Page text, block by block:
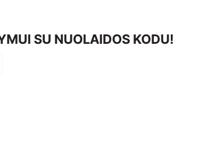
SU NUOLAIDOS KODU!